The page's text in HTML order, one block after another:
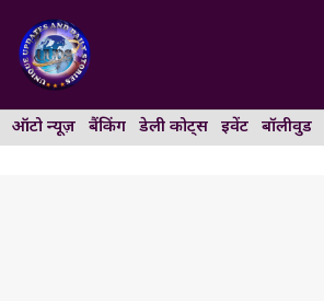
content
ऑटो न्यूज़ बैंकिंग डेली कोट्स इवेंट बॉलीवुड